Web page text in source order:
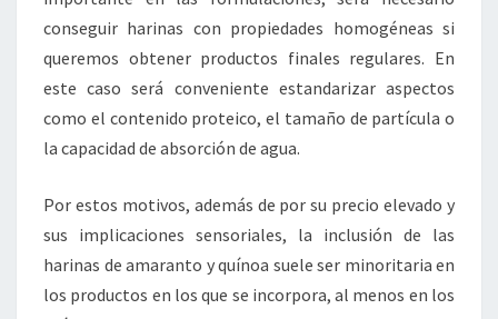
conseguir harinas con propiedades homogéneas si
queremos obtener productos finales regulares. En
este caso será conveniente estandarizar aspectos
como el contenido proteico, el tamaño de partícula o
la capacidad de absorción de agua.
Por estos motivos, además de por su precio elevado y
sus implicaciones sensoriales, la inclusión de las
harinas de amaranto y quínoa suele ser minoritaria en
los productos en los que se incorpora, al menos en los